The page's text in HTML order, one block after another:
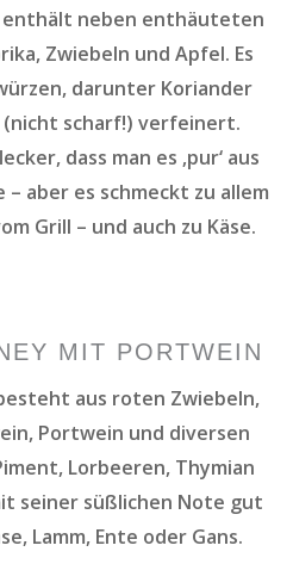
enthält neben enthäuteten
Zwiebeln und Apfel. Es
darunter Koriander
scharf!) verfeinert.
dass man es ‚pur‘ aus
aber es schmeckt zu allem
Grill – und auch zu Käse.
MIT PORTWEIN
aus roten Zwiebeln,
Portwein und diversen
Lorbeeren, Thymian
seiner süßlichen Note gut
Lamm, Ente oder Gans.